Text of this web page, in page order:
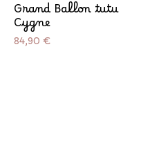
Grand Ballon tutu
Cygne
Prix
84,90 €